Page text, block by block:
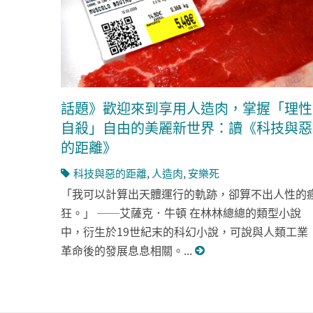
話題》歡迎來到享用人造肉，掌握「理性
自殺」自由的美麗新世界：讀《科技與惡
的距離》
科技與惡的距離, 人造肉, 安樂死
「我可以計算出天體運行的軌跡，卻算不出人性的
狂。」 ──艾薩克．牛頓 在林林總總的類型小說
中，衍生於19世紀末的科幻小說，可說與人類工業
革命後的發展息息相關。...